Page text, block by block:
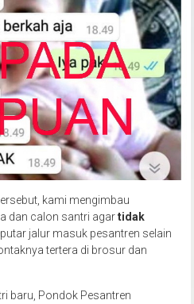
kami mengimbau
dan calon santri agartidak
jalur masuk pesantren selain
tertera di brosur dan
baru, Pondok Pesantren